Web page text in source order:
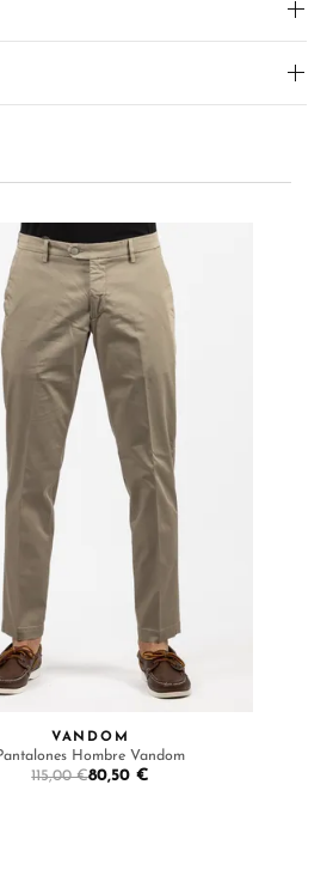
VANDOM
Hombre Vandom
115,00 €80,50 €